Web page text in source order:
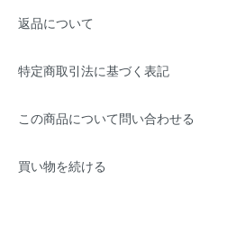
返品について
特定商取引法に基づく表記
この商品について問い合わせる
買い物を続ける